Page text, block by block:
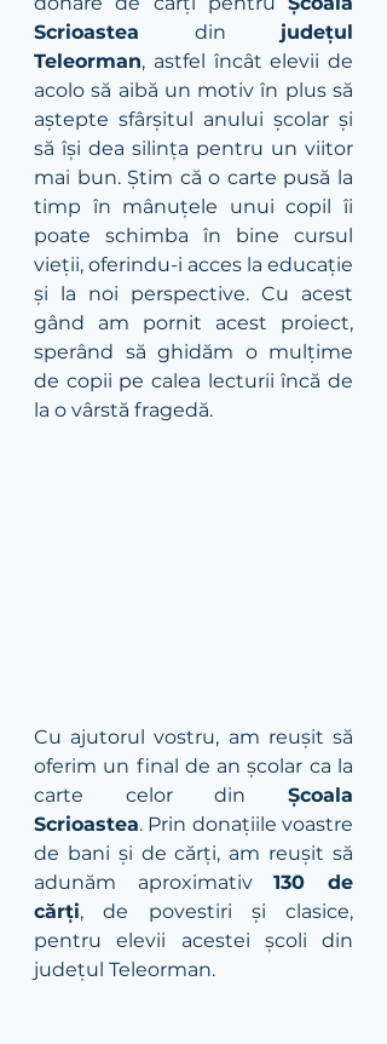
Scrioastea din județul
Teleorman, astfel încât elevii de
acolo să aibă un motiv în plus să
aștepte sfârșitul anului școlar și
să își dea silința pentru un viitor
mai bun. Știm că o carte pusă la
timp în mânuțele unui copil îi
poate schimba în bine cursul
vieții, oferindu-i acces la educație
și la noi perspective. Cu acest
gând am pornit acest proiect,
sperând să ghidăm o mulțime
de copii pe calea lecturii încă de
la o vârstă fragedă.
Cu ajutorul vostru, am reușit să
oferim un final de an școlar ca la
carte celor din Școala
Scrioastea. Prin donațiile voastre
de bani și de cărți, am reușit să
adunăm aproximativ 130 de
cărți, de povestiri și clasice,
pentru elevii acestei școli din
județul Teleorman.